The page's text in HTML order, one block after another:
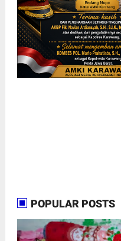
POPULAR POSTS